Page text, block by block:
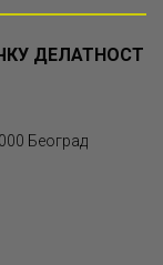
ДЕЛАТНОСТ
Београд